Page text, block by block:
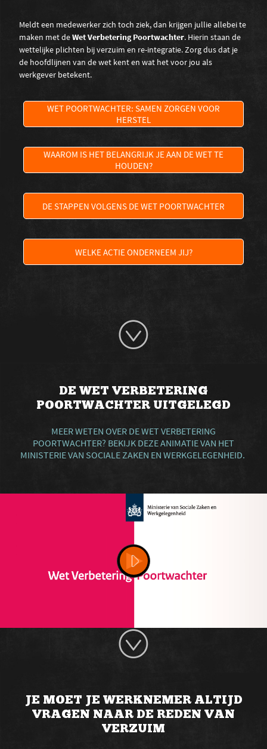
Meldt een medewerker zich toch ziek, dan krijgen jullie allebei te
maken met deWet Verbetering Poortwachter. Hierin staan de
wettelijke plichten bij verzuim en re-integratie. Zorg dus dat je
de hoofdlijnen van de wet kent en wat het voor jou als
werkgever betekent.
WET POORTWACHTER: SAMEN ZORGEN VOOR
HERSTEL
WAAROM IS HET BELANGRIJK JE AAN DE WET TE
HOUDEN?
DE STAPPEN VOLGENS DE WET POORTWACHTER
WELKE ACTIE ONDERNEEM JIJ?
DE WET VERBETERING
POORTWACHTER UITGELEGD
MEER WETEN OVER DE WET VERBETERING
POORTWACHTER? BEKIJK DEZE ANIMATIE VAN HET
MINISTERIE VAN SOCIALE ZAKEN EN WERKGELEGENHEID.
JE MOET JE WERKNEMER ALTIJD
VRAGEN NAAR DE REDEN VAN
VERZUIM